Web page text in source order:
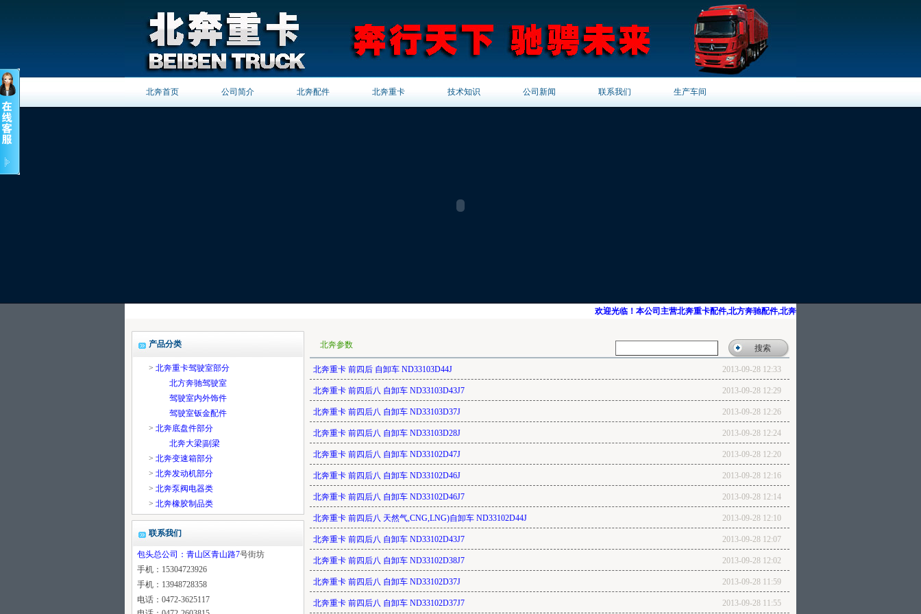
北奔首页 公司简介 北奔配件 北奔重卡 技术知识 公司新闻 联系我们 生产车间
欢迎光临！本公司主营北奔重卡配件,北方奔驰配件,北奔V3配件,北奔配件,北奔驾驶室,北
产品分类
> 北奔重卡驾驶室部分
北方奔驰驾驶室
驾驶室内外饰件
驾驶室钣金配件
> 北奔底盘件部分
北奔大梁|副梁
> 北奔变速箱部分
> 北奔发动机部分
> 北奔泵阀电器类
> 北奔橡胶制品类
联系我们
包头总公司：青山区青山路7号街坊
手机：15304723926
手机：13948728358
电话：0472-3625117
北奔参数
北奔重卡 前四后 自卸车 ND33103D44J 2013-09-28 12:33
北奔重卡 前四后八 自卸车 ND33103D43J7 2013-09-28 12:29
北奔重卡 前四后八 自卸车 ND33103D37J 2013-09-28 12:26
北奔重卡 前四后八 自卸车 ND33103D28J 2013-09-28 12:24
北奔重卡 前四后八 自卸车 ND33102D47J 2013-09-28 12:20
北奔重卡 前四后八 自卸车 ND33102D46J 2013-09-28 12:16
北奔重卡 前四后八 自卸车 ND33102D46J7 2013-09-28 12:14
北奔重卡 前四后八 天然气,CNG,LNG)自卸车 ND33102D44J 2013-09-28 12:10
北奔重卡 前四后八 自卸车 ND33102D43J7 2013-09-28 12:07
北奔重卡 前四后八 自卸车 ND33102D38J7 2013-09-28 12:02
北奔重卡 前四后八 自卸车 ND33102D37J 2013-09-28 11:59
北奔重卡 前四后八 自卸车 ND33102D37J7 2013-09-28 11:55